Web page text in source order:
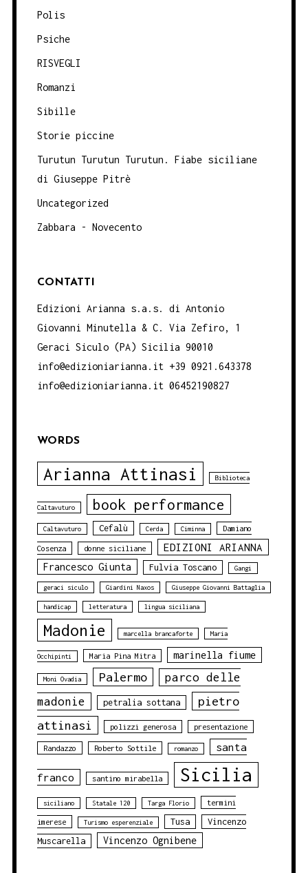
Polis
Psiche
RISVEGLI
Romanzi
Sibille
Storie piccine
Turutun Turutun Turutun. Fiabe siciliane
di Giuseppe Pitrè
Uncategorized
Zabbara - Novecento
CONTATTI
Edizioni Arianna s.a.s. di Antonio
Giovanni Minutella & C. Via Zefiro, 1
Geraci Siculo (PA) Sicilia 90010
info@edizioniarianna.it +39 0921.643378
info@edizioniarianna.it 06452190827
WORDS
Arianna Attinasi Biblioteca
Caltavuturo book performance
Caltavuturo Cefalù Cerda Ciminna Damiano
Cosenza donne siciliane EDIZIONI ARIANNA
Francesco Giunta Fulvia Toscano Gangi
geraci siculo Giardini Naxos Giuseppe Giovanni Battaglia
handicap letteratura lingua siciliana
Madonie marcella brancaforte Maria
Occhipinti Maria Pina Mitra marinella fiume
Moni Ovadia Palermo
parco delle
madonie
petralia sottana
pietro
attinasi
polizzi generosa presentazione
Randazzo Roberto Sottile romanzo santa
franco santino mirabella Sicilia
siciliano Statale 120 Targa Florio termini
imerese Turismo esperenziale Tusa
Vincenzo
Muscarella
Vincenzo Ognibene